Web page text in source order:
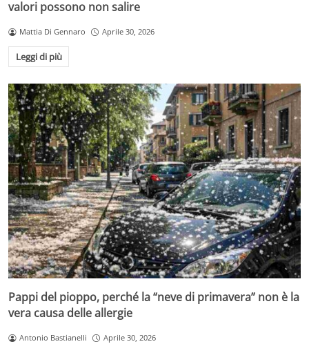
valori possono non salire
Mattia Di Gennaro Aprile 30, 2026
Leggi di più
Pappi del pioppo, perché la “neve di primavera” non è la
vera causa delle allergie
Antonio Bastianelli Aprile 30, 2026